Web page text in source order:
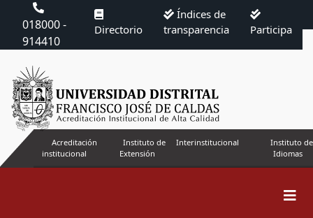
018000 -
914410
Directorio
Índices de
transparencia
Participa
Acreditación
institucional
Instituto de
Extensión
Interinstitucional
Instituto de
Idiomas